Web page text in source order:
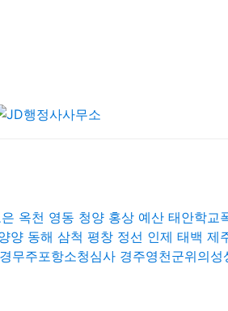
옥천 영동 청양 홍상 예산 태안학교
동해 삼척 평창 정선 인제 태백 제
무주포항소청심사 경주영천군위의